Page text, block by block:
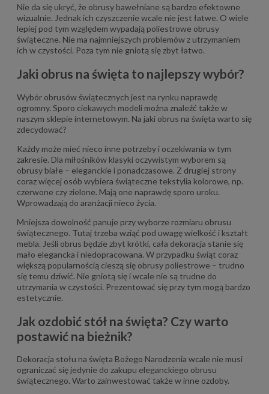
Nie da się ukryć, że obrusy bawełniane są bardzo efektowne
wizualnie. Jednak ich czyszczenie wcale nie jest łatwe. O wiele
lepiej pod tym względem wypadają poliestrowe obrusy
świąteczne. Nie ma najmniejszych problemów z utrzymaniem
ich w czystości. Poza tym nie gniotą się zbyt łatwo.
Jaki obrus na święta to najlepszy wybór?
Wybór obrusów świątecznych jest na rynku naprawdę
ogromny. Sporo ciekawych modeli można znaleźć także w
naszym sklepie internetowym. Na jaki obrus na święta warto się
zdecydować?
Każdy może mieć nieco inne potrzeby i oczekiwania w tym
zakresie. Dla miłośników klasyki oczywistym wyborem są
obrusy białe – eleganckie i ponadczasowe. Z drugiej strony
coraz więcej osób wybiera świąteczne tekstylia kolorowe, np.
czerwone czy zielone. Mają one naprawdę sporo uroku.
Wprowadzają do aranżacji nieco życia.
Mniejsza dowolność panuje przy wyborze rozmiaru obrusu
świątecznego. Tutaj trzeba wziąć pod uwagę wielkość i kształt
mebla. Jeśli obrus będzie zbyt krótki, cała dekoracja stanie się
mało elegancka i niedopracowana. W przypadku świąt coraz
większą popularnością cieszą się obrusy poliestrowe – trudno
się temu dziwić. Nie gniotą się i wcale nie są trudne do
utrzymania w czystości. Prezentować się przy tym mogą bardzo
estetycznie.
Jak ozdobić stół na święta? Czy warto
postawić na bieżnik?
Dekoracja stołu na święta Bożego Narodzenia wcale nie musi
ograniczać się jedynie do zakupu eleganckiego obrusu
świątecznego. Warto zainwestować także w inne ozdoby.